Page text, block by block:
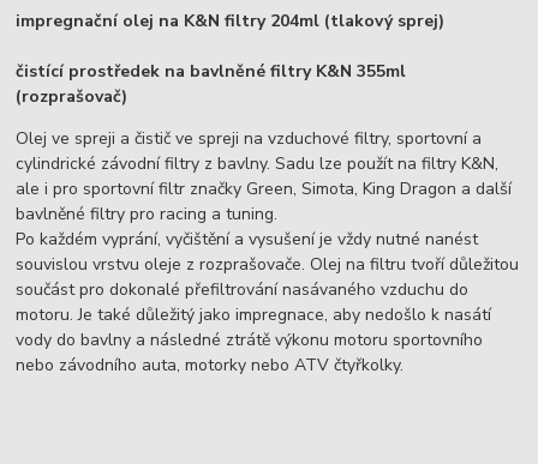
impregnační olej na K&N filtry 204ml (tlakový sprej)
čistící prostředek na bavlněné filtry K&N 355ml
(rozprašovač)
Olej ve spreji a čistič ve spreji na vzduchové filtry, sportovní a
cylindrické závodní filtry z bavlny. Sadu lze použít na filtry K&N,
ale i pro sportovní filtr značky Green, Simota, King Dragon a další
bavlněné filtry pro racing a tuning.
Po každém vyprání, vyčištění a vysušení je vždy nutné nanést
souvislou vrstvu oleje z rozprašovače. Olej na filtru tvoří důležitou
součást pro dokonalé přefiltrování nasávaného vzduchu do
motoru. Je také důležitý jako impregnace, aby nedošlo k nasátí
vody do bavlny a následné ztrátě výkonu motoru sportovního
nebo závodního auta, motorky nebo ATV čtyřkolky.